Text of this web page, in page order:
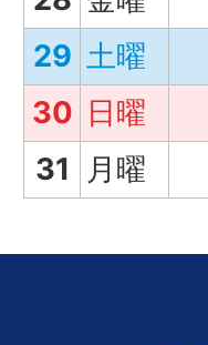
29 土曜
30 日曜
31
月曜